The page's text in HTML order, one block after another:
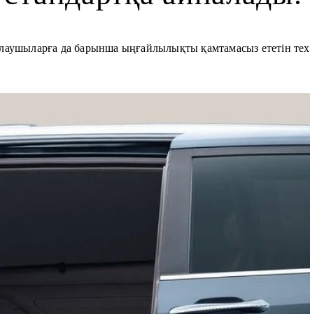
да барынша ыңғайлылықты қамтамасыз ететін